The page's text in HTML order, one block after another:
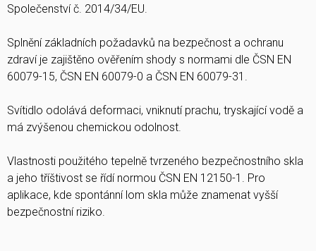
Společenství č. 2014/34/EU.
Splnění základních požadavků na bezpečnost a ochranu
zdraví je zajištěno ověřením shody s normami dle ČSN EN
60079-15, ČSN EN 60079-0 a ČSN EN 60079-31.
Svítidlo odolává deformaci, vniknutí prachu, tryskající vodě a
má zvýšenou chemickou odolnost.
Vlastnosti použitého tepelně tvrzeného bezpečnostního skla
a jeho tříštivost se řídí normou ČSN EN 12150-1. Pro
aplikace, kde spontánní lom skla může znamenat vyšší
bezpečnostní riziko.